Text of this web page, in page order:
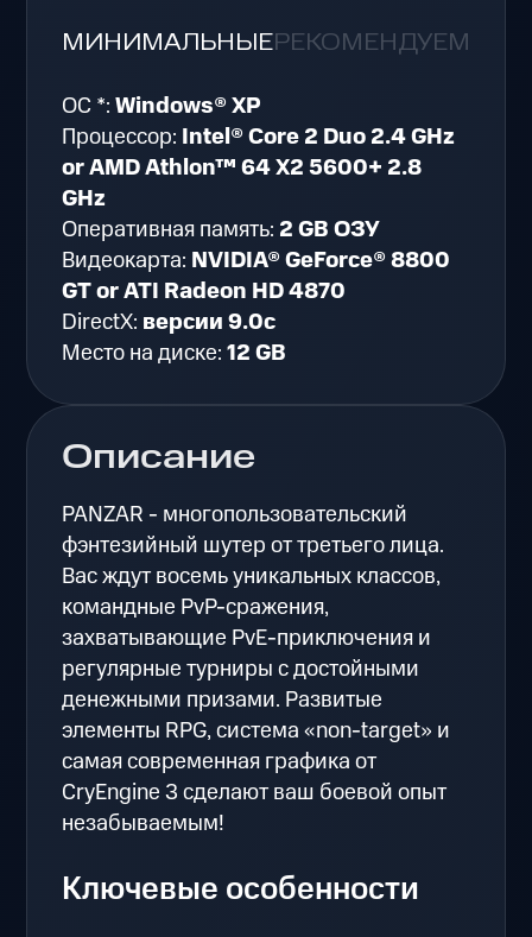
Описание
PANZAR - многопользовательский
фэнтезийный шутер от третьего лица.
Вас ждут восемь уникальных классов,
командные PvP-сражения,
захватывающие PvE-приключения и
регулярные турниры с достойными
денежными призами. Развитые
элементы RPG, cистема «non-target» и
самая современная графика от
CryEngine 3 сделают ваш боевой опыт
незабываемым!
Ключевые особенности
МИНИМАЛЬНЫЕРЕКОМЕНДУЕМЫЕ
ОС *:Windows® XP
Процессор: Intel® Core 2 Duo 2.4 GHz
or AMD Athlon™ 64 X2 5600+ 2.8
GHz
Оперативная память: 2 GB ОЗУ
Видеокарта: NVIDIA® GeForce® 8800
GT or ATI Radeon HD 4870
DirectX: версии 9.0c
Место на диске:12 GB